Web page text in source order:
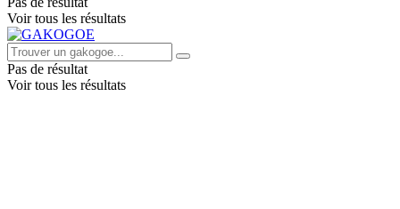
Voir tous les résultats
Pas de résultat
Voir tous les résultats